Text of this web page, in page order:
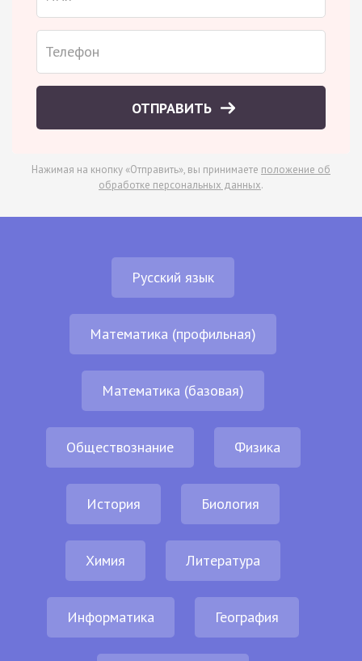
ОТПРАВИТЬ
Нажимая на кнопку «Отправить», вы принимаете положение об
обработке персональных данных.
Русский язык
Математика (профильная)
Математика (базовая)
Обществознание Физика
История Биология
Химия Литература
Информатика География